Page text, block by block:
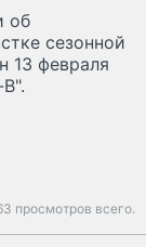
об
сезонной
13 февраля
просмотров всего.